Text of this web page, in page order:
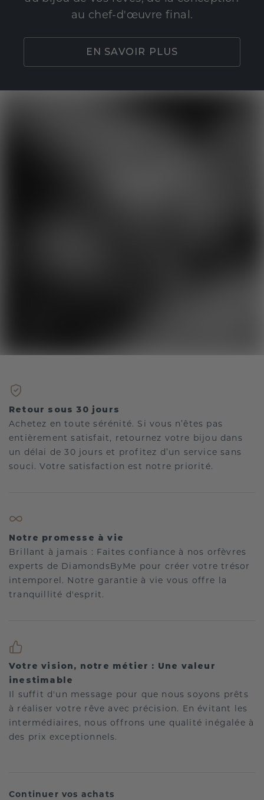
au chef-d'œuvre final.
EN SAVOIR PLUS
Retour sous 30 jours
Achetez en toute sérénité. Si vous n’êtes pas
entièrement satisfait, retournez votre bijou dans
un délai de 30 jours et profitez d’un service sans
souci. Votre satisfaction est notre priorité.
Notre promesse à vie
Brillant à jamais : Faites confiance à nos orfèvres
experts de DiamondsByMe pour créer votre trésor
intemporel. Notre garantie à vie vous offre la
tranquillité d'esprit.
Votre vision, notre métier : Une valeur
inestimable
Il suffit d'un message pour que nous soyons prêts
à réaliser votre rêve avec précision. En évitant les
intermédiaires, nous offrons une qualité inégalée à
des prix exceptionnels.
Continuer vos achats